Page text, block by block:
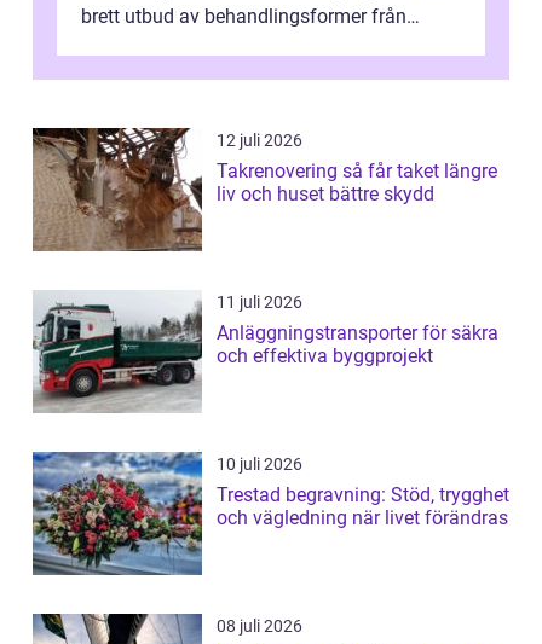
brett utbud av behandlingsformer från
12 juli 2026
Takrenovering så får taket längre
liv och huset bättre skydd
11 juli 2026
Anläggningstransporter för säkra
och effektiva byggprojekt
10 juli 2026
Trestad begravning: Stöd, trygghet
och vägledning när livet förändras
08 juli 2026